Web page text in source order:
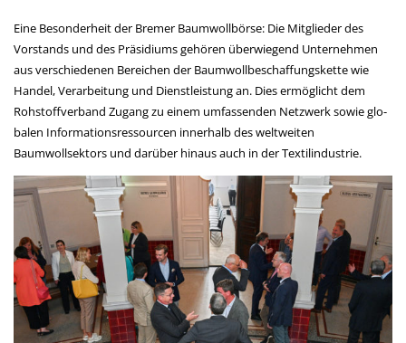
Eine Besonderheit der Bremer Baumwollbörse: Die Mitglieder des
Vorstands und des Präsidiums gehören überwiegend Unternehmen
aus verschiedenen Bereichen der Baumwollbeschaffungskette wie
Handel, Verarbeitung und Dienstleistung an. Dies er­möglicht dem
Rohstoffverband Zugang zu einem umfassenden Netzwerk sowie glo­
balen Informationsressourcen innerhalb des weltweiten
Baumwollsektors und darüber hinaus auch in der Textilindustrie.